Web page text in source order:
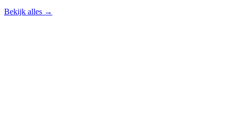
Bekijk alles →